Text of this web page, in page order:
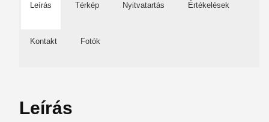
Leírás Térkép Nyitvatartás Értékelések
Kontakt Fotók
Leírás